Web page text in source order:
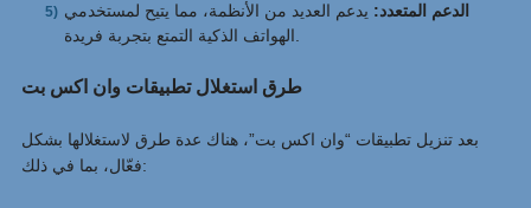
الدعم المتعدد: يدعم العديد من الأنظمة، مما يتيح لمستخدمي
طرق استغلال تطبيقات وان اكس بت
بعد تنزيل تطبيقات “وان اكس بت”، هناك عدة طرق لاستغلالها بشكل
فعّال، بما في ذلك: